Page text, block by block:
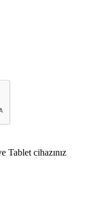
Tablet cihazınız